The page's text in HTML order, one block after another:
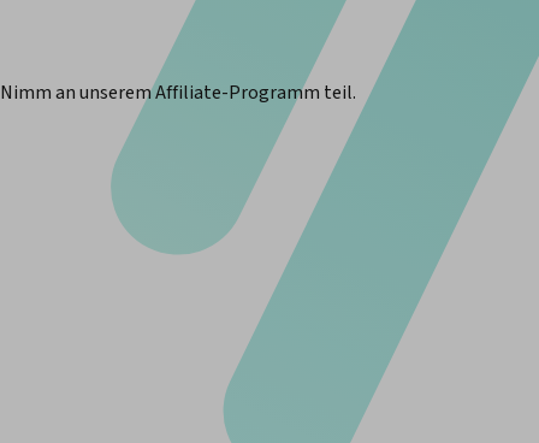
Nimm an unserem Affiliate-Programm teil.